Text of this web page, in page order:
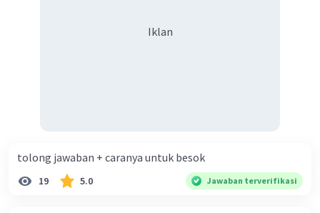
Iklan
tolong jawaban + caranya untuk besok
19 5.0 Jawaban terverifikasi